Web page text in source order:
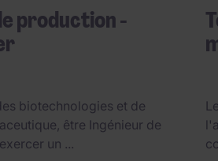
production -
biotechnologies et de
être Ingénieur de
un ...